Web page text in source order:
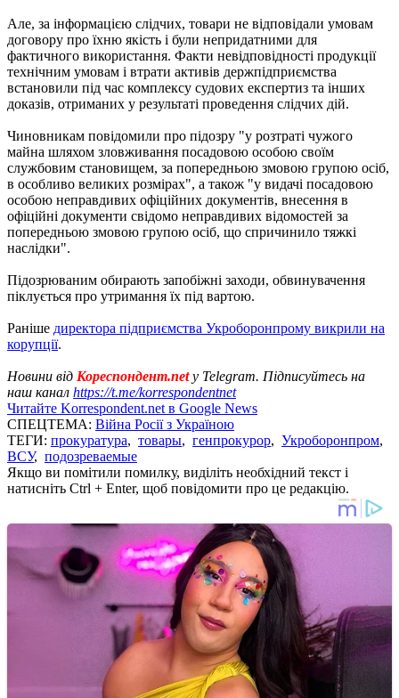
Але, за інформацією слідчих, товари не відповідали умовам
договору про їхню якість і були непридатними для
фактичного використання. Факти невідповідності продукції
технічним умовам і втрати активів держпідприємства
встановили під час комплексу судових експертиз та інших
доказів, отриманих у результаті проведення слідчих дій.
Чиновникам повідомили про підозру "у розтраті чужого
майна шляхом зловживання посадовою особою своїм
службовим становищем, за попередньою змовою групою осіб,
в особливо великих розмірах", а також "у видачі посадовою
особою неправдивих офіційних документів, внесення в
офіційні документи свідомо неправдивих відомостей за
попередньою змовою групою осіб, що спричинило тяжкі
наслідки".
Підозрюваним обирають запобіжні заходи, обвинувачення
піклується про утримання їх під вартою.
Раніше директора підприємства Укроборонпрому викрили на
корупції.
Новини від Кореспондент.netу Telegram. Підписуйтесь на
наш канал https://t.me/korrespondentnet
Читайте Korrespondent.net в Google News
СПЕЦТЕМА: Війна Росії з Україною
ТЕГИ: прокуратура, товары, генпрокурор, Укроборонпром,
ВСУ, подозреваемые
Якщо ви помітили помилку, виділіть необхідний текст і
натисніть Ctrl + Enter, щоб повідомити про це редакцію.